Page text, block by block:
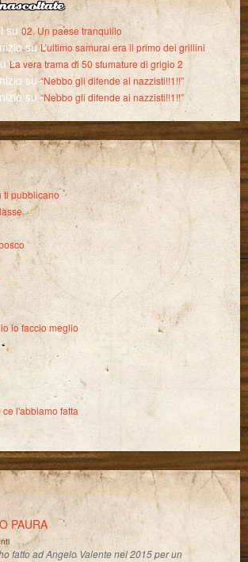
su02. Un paese tranquillo
suL’ultimo samurai era il primo dei grillini
La vera trama di 50 sfumature di grigio 2
su“Nebbo gli difende ai nazzisti!!1!!”
su“Nebbo gli difende ai nazzisti!!1!!”
ti pubblicano
lo faccio meglio
l'abbiamo fatta
PAURA
fatto ad Angelo Valente nel 2015 per un